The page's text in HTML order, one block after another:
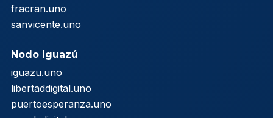
fracran.uno
sanvicente.uno
Nodo Iguazú
iguazu.uno
libertaddigital.uno
puertoesperanza.uno